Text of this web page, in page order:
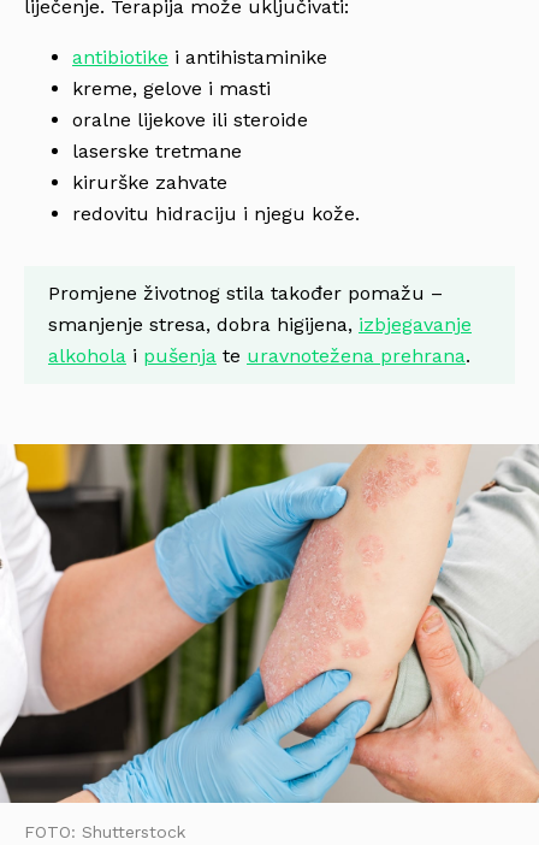
liječenje. Terapija može uključivati:
antibiotike i antihistaminike
kreme, gelove i masti
oralne lijekove ili steroide
laserske tretmane
kirurške zahvate
redovitu hidraciju i njegu kože.
Promjene životnog stila također pomažu –
smanjenje stresa, dobra higijena, izbjegavanje
alkohola i pušenja te uravnotežena prehrana.
FOTO: Shutterstock